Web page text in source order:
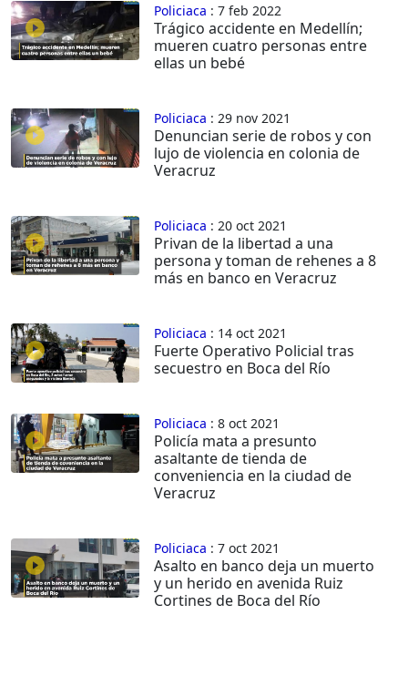
Policiaca : 7 feb 2022
Trágico accidente en Medellín;
mueren cuatro personas entre
ellas un bebé
Policiaca : 29 nov 2021
Denuncian serie de robos y con
lujo de violencia en colonia de
Veracruz
Policiaca : 20 oct 2021
Privan de la libertad a una
persona y toman de rehenes a 8
más en banco en Veracruz
Policiaca : 14 oct 2021
Fuerte Operativo Policial tras
secuestro en Boca del Río
Policiaca : 8 oct 2021
Policía mata a presunto
asaltante de tienda de
conveniencia en la ciudad de
Veracruz
Policiaca : 7 oct 2021
Asalto en banco deja un muerto
y un herido en avenida Ruiz
Cortines de Boca del Río